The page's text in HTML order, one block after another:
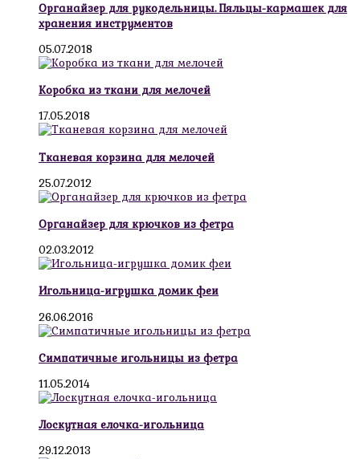
Органайзер для рукодельницы. Пяльцы-кармашек для
хранения инструментов
05.07.2018
Коробка из ткани для мелочей
17.05.2018
Тканевая корзина для мелочей
25.07.2012
Органайзер для крючков из фетра
02.03.2012
Игольница-игрушка домик феи
26.06.2016
Симпатичные игольницы из фетра
11.05.2014
Лоскутная елочка-игольница
29.12.2013